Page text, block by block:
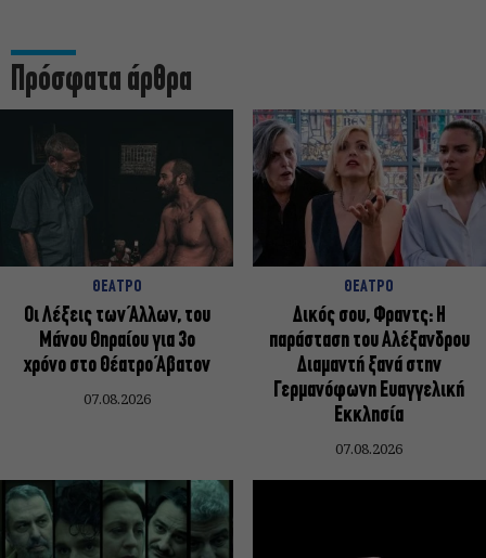
Πρόσφατα άρθρα
ΘΕΑΤΡΟ
Οι Λέξεις των Άλλων, του
Μάνου Θηραίου για 3ο
χρόνο στο Θέατρο Άβατον
07.08.2026
ΘΕΑΤΡΟ
Δικός σου, Φραντς: Η
παράσταση του Αλέξανδρου
Διαμαντή ξανά στην
Γερμανόφωνη Ευαγγελική
Εκκλησία
07.08.2026